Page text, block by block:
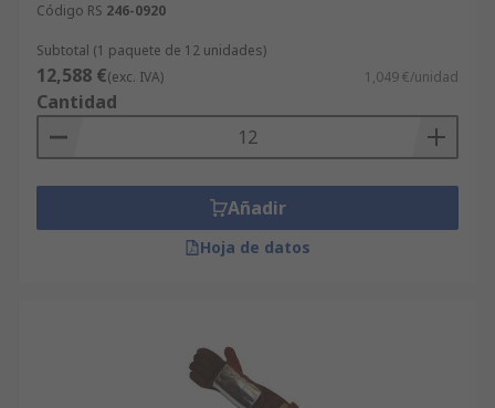
Código RS 246-0920
Subtotal (1 paquete de 12 unidades)
12,588 €(exc. IVA) 1,049 €/unidad
Cantidad
Añadir
Hoja de datos